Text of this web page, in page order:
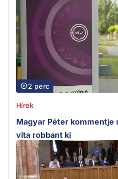
2 perc
Hírek
Magyar Péter kommentje
vita robbant ki